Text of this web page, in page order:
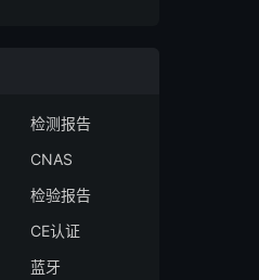
检测报告
CNAS
检验报告
CE认证
蓝牙